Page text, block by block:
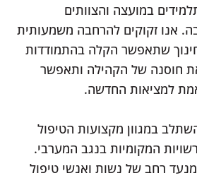
במועצה והצוותים
אנו זקוקים להרחבה משמעותית
שתאפשר הקלה בהתמודדות
חוסנה של הקהילה ותאפשר
למציאות החדשה.
במגוון מקצועות הטיפול
המקומיות בנגב המערבי.
רחב של נשות ואנשי טיפול